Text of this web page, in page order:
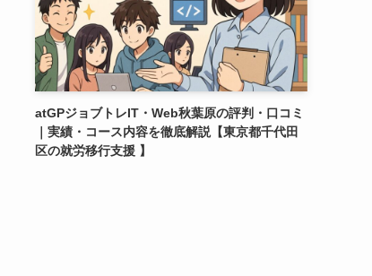
atGPジョブトレIT・Web秋葉原の評判・口コミ
｜実績・コース内容を徹底解説【東京都千代田
区の就労移行支援 】